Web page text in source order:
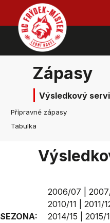
Zápasy
Výsledkový
Přípravné zápasy
Tabulka
SEZONA:
2006/07
2010/11
2011/
2014/15
2015/